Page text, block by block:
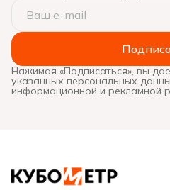
Нажимая «Подписаться», вы
указанных персональных
информационной и рекламной